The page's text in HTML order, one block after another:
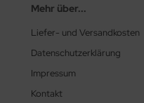
Mehr über...
Liefer- und Versandkosten
Datenschutzerklärung
Impressum
Kontakt